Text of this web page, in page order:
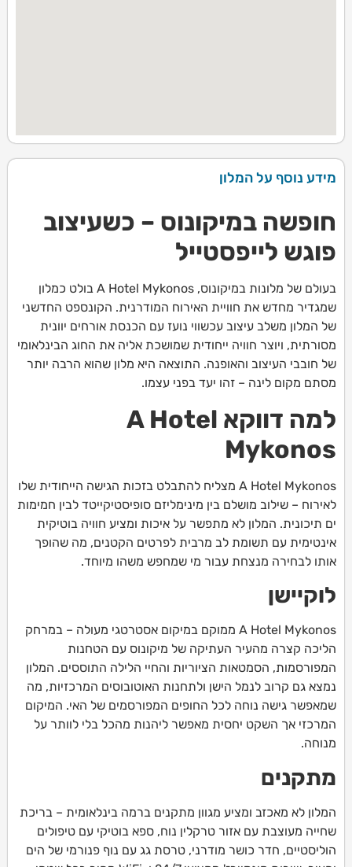
מידע נוסף על המלון
חופשה במיקונוס – כשעיצוב
פוגש לייפסטייל
בעולם של מלונות במיקונוס, A Hotel Mykonos בולט כמלון
שמגדיר מחדש את חוויית האירוח המודרנית. הקונספט החדשני
של המלון משלב עיצוב עכשווי נועז עם הכנסת אורחים יוונית
מסורתית, ויוצר חוויה ייחודית שמושכת אליה את החוג הבינלאומי
של חובבי העיצוב והאופנה. התוצאה היא מלון שהוא הרבה יותר
מסתם מקום לינה – זהו יעד בפני עצמו.
למה דווקא A Hotel
Mykonos
A Hotel Mykonos מצליח להתבלט בזכות הגישה הייחודית שלו
לאירוח – שילוב מושלם בין מינימליזם סופיסטיקייטד לבין חמימות
ים תיכונית. המלון לא מתפשר על איכות ומציע חוויה בוטיקית
אינטימית עם תשומת לב מרבית לפרטים הקטנים, מה שהופך
אותו לבחירה מנצחת עבור מי שמחפש משהו מיוחד.
לוקיישן
A Hotel Mykonos ממוקם במיקום אסטרטגי מעולה – במרחק
הליכה קצרה מהעיר העתיקה של מיקונוס עם הטחנות
המפורסמות, הסמטאות הציוריות והחיי הלילה התוססים. המלון
נמצא גם קרוב לנמל הישן ולתחנות האוטובוסים המרכזיות, מה
שמאפשר גישה נוחה לכל החופים המפורסמים של האי. המיקום
המרכזי אך השקט יחסית מאפשר ליהנות מהכל בלי לוותר על
מנוחה.
מתקנים
המלון לא מאכזב ומציע מגוון מתקנים ברמה בינלאומית – בריכת
שחייה מעוצבת עם אזור טרקלין נוח, ספא בוטיקי עם טיפולים
הוליסטיים, חדר כושר מודרני, טרסת גג עם נוף פנורמי של הים